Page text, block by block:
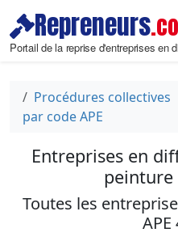
Repreneurs
Portail de la reprise d'entreprises en
Procédures collectives
par code APE
Entreprises en
Toutes les
APE